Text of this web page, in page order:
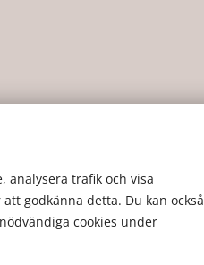
analysera trafik och visa
godkänna detta. Du kan också
cookies under